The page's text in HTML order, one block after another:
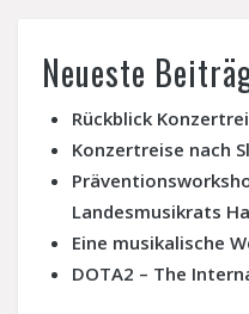
Neueste
Rückblick
Konzertreise nach
Landesmusikrats
Eine musikalische
DOTA2 – The